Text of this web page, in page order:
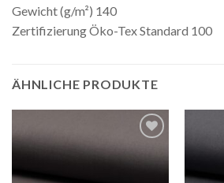
Gewicht (g/m²) 140
Zertifizierung Öko-Tex Standard 100
ÄHNLICHE PRODUKTE
Auf die
Wunschliste